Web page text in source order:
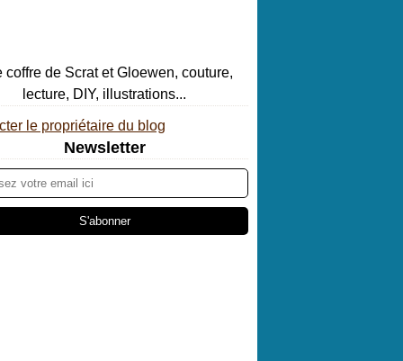
le propriétaire du blog
Newsletter